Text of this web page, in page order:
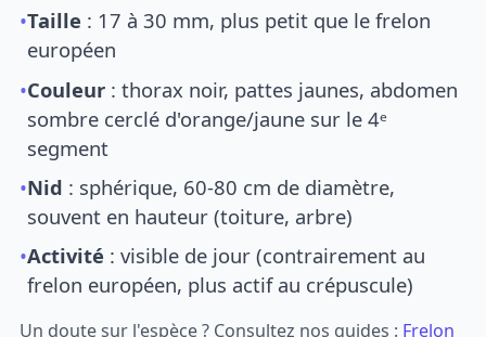
•Taille : 17 à 30 mm, plus petit que le frelon
européen
•Couleur : thorax noir, pattes jaunes, abdomen
sombre cerclé d'orange/jaune sur le 4ᵉ
segment
•Nid : sphérique, 60-80 cm de diamètre,
souvent en hauteur (toiture, arbre)
•Activité : visible de jour (contrairement au
frelon européen, plus actif au crépuscule)
Un doute sur l'espèce ? Consultez nos guides : Frelon